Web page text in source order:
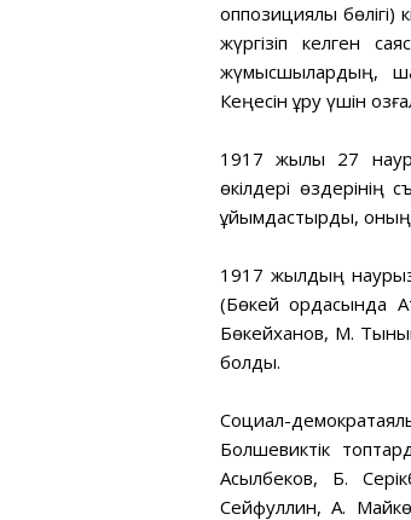
оппозициялық бөлігі)
жүргізіп келген
жүмысшылардың,
Кеңесін құру үшін
1917 жылы 27
өкілдері өздерінің
ұйымдастырды, оның
1917 жылдың наурыз-
(Бөкей ордасында
Бөкейханов, М.
болды.
Социал-
Болшевиктік
Асылбеков, Б.
Сейфуллин, А.